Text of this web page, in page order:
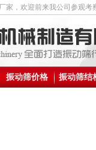
家，欢迎前来我公司参观考
振动筛价格 振动筛结